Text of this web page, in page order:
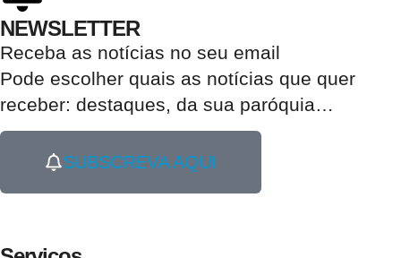
NEWSLETTER
Receba as notícias no seu email​
Pode escolher quais as notícias que quer
receber: destaques, da sua paróquia…
SUBSCREVA AQUI